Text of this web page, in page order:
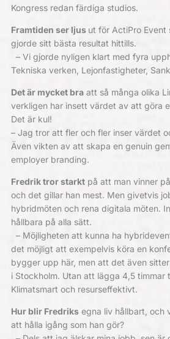
Kongress redan färdiga studios.
Framtiden ser ljus ut för ActiPro Event
gjorde sitt bästa resultat hittills.
– Vi gjorde nyligen klart med fyra
Tekniska verken, Lejonfastigheter,
Det är mycket braatt så många olika
verkligen har insett värdet av att göra
Det är kul!
– Jag tror att fler och fler inser värdet
Även vikten av att skapa en genuin
employer branding.
Fredrik tror starktpå att man vinner
och det gillar han mest. Men givetvis
hybridmöten och rena digitala möten.
hållbara på alla sätt.
– Möjligheten att kunna ha
det ­möjligt att exempelvis köra en
bygger upp här, men att det även
i Stockholm. Utan att lägga ­4,5 timmar
Klimatsmart och resurseffektivt.
Hur blir Fredriksegna liv hållbart, och
att hålla igång som han gör?